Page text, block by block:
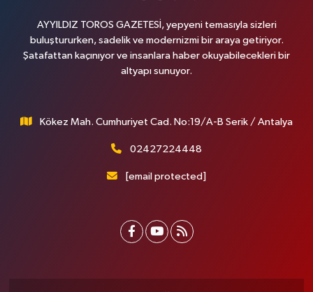
AYYILDIZ TOROS GAZETESİ, yepyeni temasıyla sizleri
buluştururken, sadelik ve modernizmi bir araya getiriyor.
Şatafattan kaçınıyor ve insanlara haber okuyabilecekleri bir
altyapı sunuyor.
Kökez Mah. Cumhuriyet Cad. No:19/A-B Serik / Antalya
02427224448
[email protected]